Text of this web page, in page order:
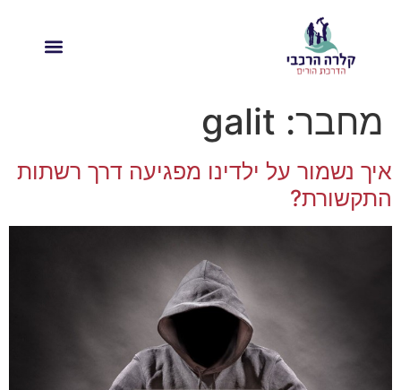
מחבר: galit
איך נשמור על ילדינו מפגיעה דרך רשתות
התקשורת?